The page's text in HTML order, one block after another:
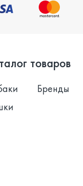
товаров
Бренды